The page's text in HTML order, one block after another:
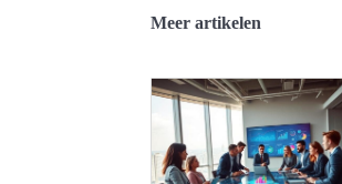
Meer artikelen